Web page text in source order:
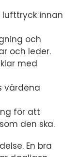
lufttryck innan
och
och leder.
med
värdena
för att
den ska.
En bra